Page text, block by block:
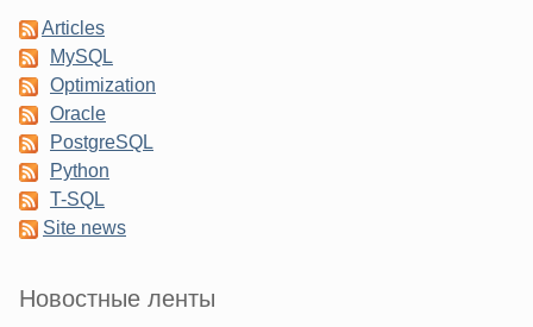
Articles
MySQL
Optimization
Oracle
PostgreSQL
Python
T-SQL
Site news
Новостные ленты